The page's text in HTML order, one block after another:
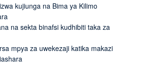
kujiunga na Bima ya Kilimo
na sekta binafsi kudhibiti taka za
mpya za uwekezaji katika makazi